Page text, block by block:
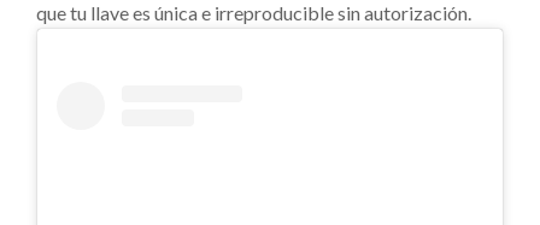
que tu llave es única e irreproducible sin autorización.